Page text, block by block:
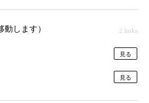
します） 2 links
見る
見る